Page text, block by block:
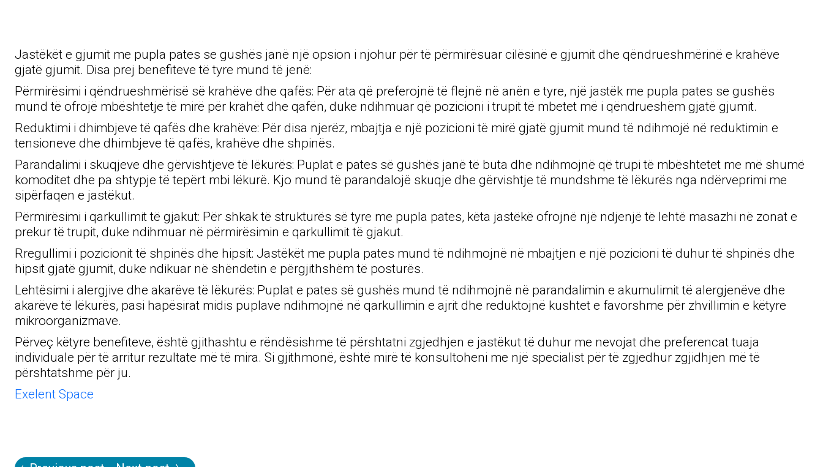
Jastëkët e gjumit me pupla pates se gushës janë një opsion i njohur për të përmirësuar cilësinë e gjumit dhe qëndrueshmërinë e krahëve
gjatë gjumit. Disa prej benefiteve të tyre mund të jenë:
Përmirësimi i qëndrueshmërisë së krahëve dhe qafës: Për ata që preferojnë të flejnë në anën e tyre, një jastëk me pupla pates se gushës
mund të ofrojë mbështetje të mirë për krahët dhe qafën, duke ndihmuar që pozicioni i trupit të mbetet më i qëndrueshëm gjatë gjumit.
Reduktimi i dhimbjeve të qafës dhe krahëve: Për disa njerëz, mbajtja e një pozicioni të mirë gjatë gjumit mund të ndihmojë në reduktimin e
tensioneve dhe dhimbjeve të qafës, krahëve dhe shpinës.
Parandalimi i skuqjeve dhe gërvishtjeve të lëkurës: Puplat e pates së gushës janë të buta dhe ndihmojnë që trupi të mbështetet me më shumë
komoditet dhe pa shtypje të tepërt mbi lëkurë. Kjo mund të parandalojë skuqje dhe gërvishtje të mundshme të lëkurës nga ndërveprimi me
sipërfaqen e jastëkut.
Përmirësimi i qarkullimit të gjakut: Për shkak të strukturës së tyre me pupla pates, këta jastëkë ofrojnë një ndjenjë të lehtë masazhi në zonat e
prekur të trupit, duke ndihmuar në përmirësimin e qarkullimit të gjakut.
Rregullimi i pozicionit të shpinës dhe hipsit: Jastëkët me pupla pates mund të ndihmojnë në mbajtjen e një pozicioni të duhur të shpinës dhe
hipsit gjatë gjumit, duke ndikuar në shëndetin e përgjithshëm të posturës.
Lehtësimi i alergjive dhe akarëve të lëkurës: Puplat e pates së gushës mund të ndihmojnë në parandalimin e akumulimit të alergjenëve dhe
akarëve të lëkurës, pasi hapësirat midis puplave ndihmojnë në qarkullimin e ajrit dhe reduktojnë kushtet e favorshme për zhvillimin e këtyre
mikroorganizmave.
Përveç këtyre benefiteve, është gjithashtu e rëndësishme të përshtatni zgjedhjen e jastëkut të duhur me nevojat dhe preferencat tuaja
individuale për të arritur rezultate më të mira. Si gjithmonë, është mirë të konsultoheni me një specialist për të zgjedhur zgjidhjen më të
përshtatshme për ju.
Exelent Space